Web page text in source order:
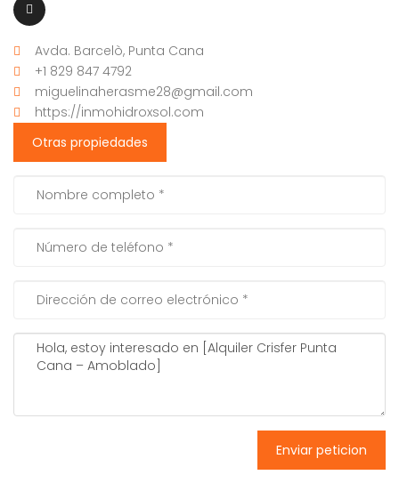
Avda. Barcelò, Punta Cana
+1 829 847 4792
miguelinaherasme28@gmail.com
https://inmohidroxsol.com
Otras propiedades
Enviar peticion